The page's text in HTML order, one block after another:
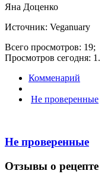
Яна Доценко
Источник: Veganuary
Всего просмотров: 19;
Просмотров сегодня: 1.
Комменарий
Не проверенные
Не проверенные
Отзывы о рецепте